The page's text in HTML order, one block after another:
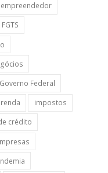
empreendedor
FGTS
Governo Federal
impostos
crédito